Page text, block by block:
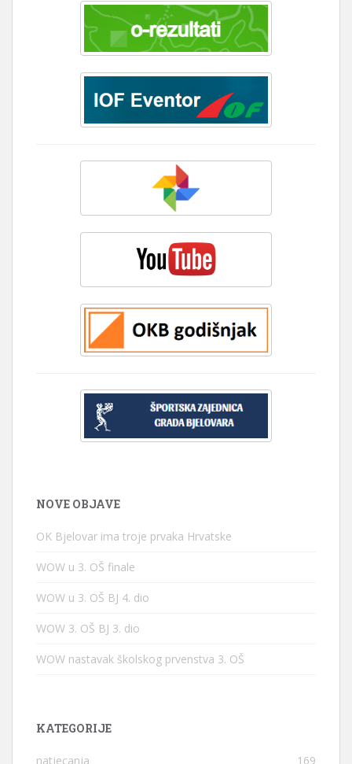
NOVE OBJAVE
OK Bjelovar ima troje prvaka Hrvatske
WOW u 3. OŠ finale
WOW u 3. OŠ BJ 4. dio
WOW 3. OŠ BJ 3. dio
WOW nastavak školskog prvenstva 3. OŠ
KATEGORIJE
natjecanja 169